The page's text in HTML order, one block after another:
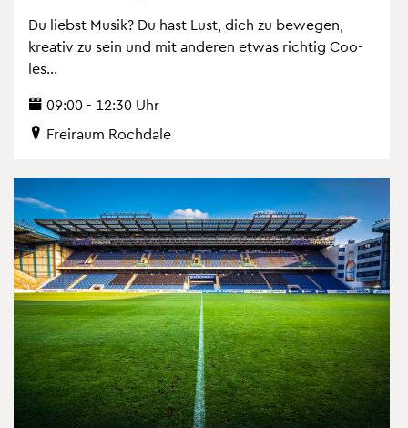
Du liebst Musik? Du hast Lust, dich zu be­we­gen,
krea­tiv zu sein und mit an­de­ren etwas rich­tig Coo­
les...
09:00 - 12:30 Uhr
Frei­raum Roch­da­le